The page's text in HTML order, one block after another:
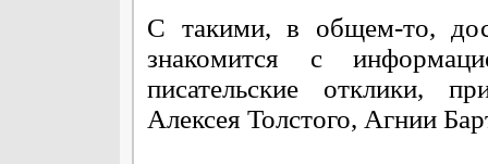
С такими, в общем-то,
знакомится с
писательские отклики,
Алексея Толстого, Агнии